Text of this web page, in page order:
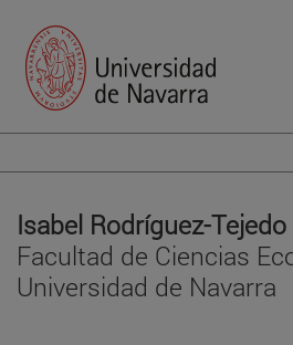
Isabel Rodríguez-
Facultad de Ciencias
Universidad de Navarra